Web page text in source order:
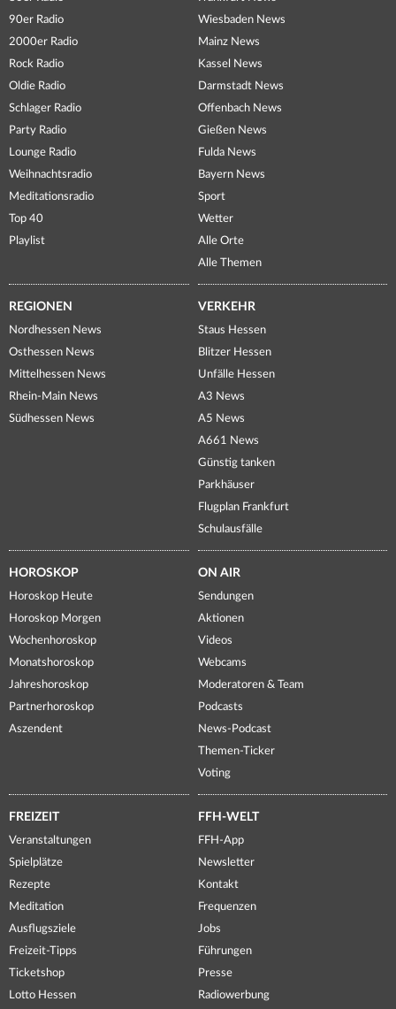
90er Radio
2000er Radio
Rock Radio
Oldie Radio
Schlager Radio
Party Radio
Lounge Radio
Weihnachtsradio
Meditationsradio
Top 40
Playlist
Wiesbaden News
Mainz News
Kassel News
Darmstadt News
Offenbach News
Gießen News
Fulda News
Bayern News
Sport
Wetter
Alle Orte
Alle Themen
REGIONEN
Nordhessen News
Osthessen News
Mittelhessen News
Rhein-Main News
Südhessen News
VERKEHR
Staus Hessen
Blitzer Hessen
Unfälle Hessen
A3 News
A5 News
A661 News
Günstig tanken
Parkhäuser
Flugplan Frankfurt
Schulausfälle
HOROSKOP
Horoskop Heute
Horoskop Morgen
Wochenhoroskop
Monatshoroskop
Jahreshoroskop
Partnerhoroskop
Aszendent
ON AIR
Sendungen
Aktionen
Videos
Webcams
Moderatoren & Team
Podcasts
News-Podcast
Themen-Ticker
Voting
FREIZEIT
Veranstaltungen
Spielplätze
Rezepte
Meditation
Ausflugsziele
Freizeit-Tipps
Ticketshop
Lotto Hessen
FFH-WELT
FFH-App
Newsletter
Kontakt
Frequenzen
Jobs
Führungen
Presse
Radiowerbung